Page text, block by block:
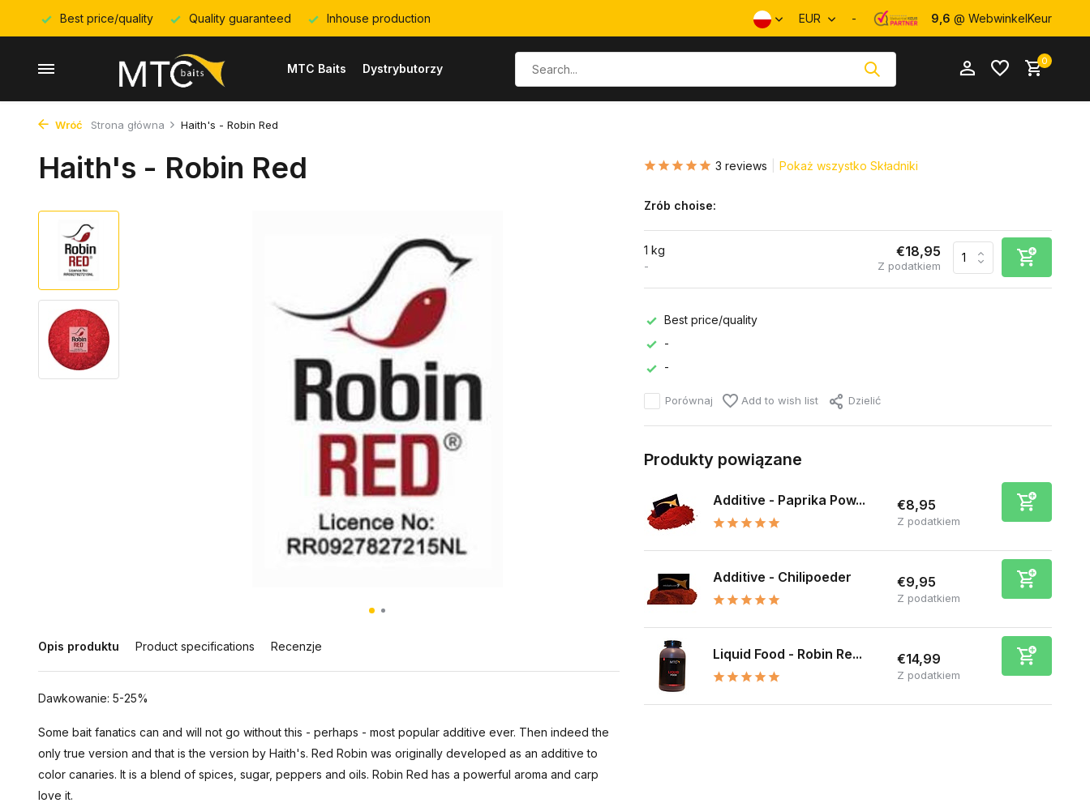
Best price/quality Quality guaranteed Inhouse production EUR - 9,6 @ WebwinkelKeur
MTC Baits Dystrybutorzy
Utwórz konto
0
Wróć Strona główna Haith's - Robin Red
Haith's - Robin Red
Opis produktu Product specifications Recenzje
Dawkowanie: 5-25%
Some bait fanatics can and will not go without this - perhaps - most popular additive ever. Then indeed the
only true version and that is the version by Haith's. Red Robin was originally developed as an additive to
color canaries. It is a blend of spices, sugar, peppers and oils. Robin Red has a powerful aroma and carp
love it.
3 reviews Pokaż wszystko Składniki
Zrób choise:
1 kg
-
€18,95
Z podatkiem
Best price/quality
-
-
Porównaj Add to wish list Dzielić
Produkty powiązane
Additive - Paprika Pow... €8,95
Z podatkiem
Additive - Chilipoeder €9,95
Z podatkiem
Liquid Food - Robin Re... €14,99
Z podatkiem